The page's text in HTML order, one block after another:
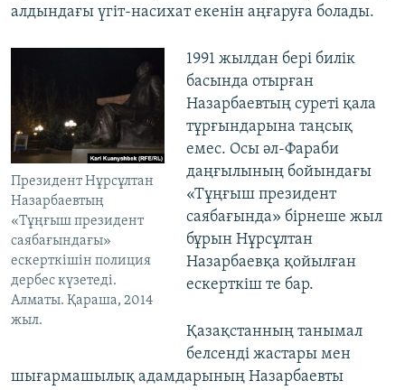
алдындағы үгіт-насихат екенін аңғаруға болады.
Президент Нұрсұлтан
Назарбаевтың
«Тұңғыш президент
саябағындағы»
ескерткішін полиция
дербес күзетеді.
Алматы. Қараша, 2014
жыл.
1991 жылдан бері билік
басында отырған
Назарбаевтың суреті қала
тұрғындарына таңсық
емес. Осы әл-Фараби
даңғылының бойындағы
«Тұңғыш президент
саябағында» бірнеше жыл
бұрын Нұрсұлтан
Назарбаевқа қойылған
ескерткіш те бар.
Қазақстанның танымал
белсенді жастары мен
шығармашылық адамдарының Назарбаевты